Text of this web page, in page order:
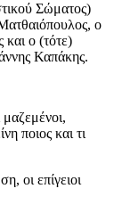
Σώματος)
ο
ο (τότε)
Καπάκης.
ποιος και τι
οι επίγειοι